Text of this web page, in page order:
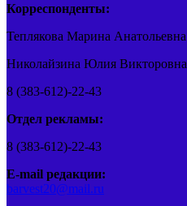
Корреспонденты:
Теплякова Марина Анатольевна
Николайзина Юлия Викторовна
8 (383-612)-22-43
Отдел рекламы:
8 (383-612)-22-43
E-mail редакции:
barvest20@mail.ru